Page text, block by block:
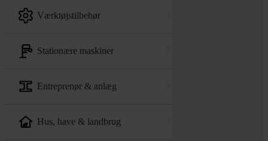
værktøjstilbehør
stationære maskiner
entreprenør & anlæg
hus, have & landbrug